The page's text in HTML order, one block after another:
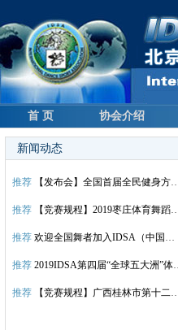
首 页 协会介绍
新闻动态
推荐 【发布会】全国首届全民健身方块舞总决赛新闻发布会议程
推荐 【竞赛规程】2019枣庄体育舞蹈公开赛暨首届全民健身方块舞”山东枣庄”全国分站赛
推荐 欢迎全国舞者加入IDSA（中国）大家庭！
推荐 2019IDSA第四届“全球五大洲”体育国标舞蹈世界锦标赛总决赛竞赛规程
推荐 【竞赛规程】广西桂林市第十二届体育舞蹈锦标赛